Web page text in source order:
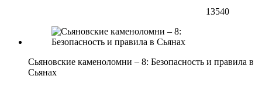
13540
Сьяновские каменоломни – 8: Безопасность и правила в
Сьянах